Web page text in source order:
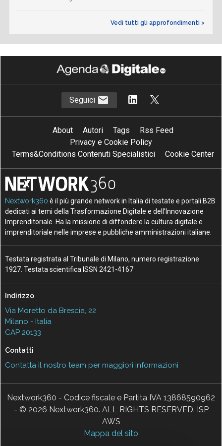
Vedi tutti gli approfondimenti >
Seguici
About Autori Tags
Rss Feed
Privacy e Cookie Policy
Terms&Conditions Contenuti Specialistici
Cookie Center
Nextwork360 è il più grande network in Italia di testate e portali B2B
dedicati ai temi della Trasformazione Digitale e dell’Innovazione
Imprenditoriale. Ha la missione di diffondere la cultura digitale e
imprenditoriale nelle imprese e pubbliche amministrazioni italiane.
Testata registrata al Tribunale di Milano, numero registrazione
1927. Testata scientifica ISSN 2421-4167
Indirizzo
Via Moretto da Brescia, 22
Milano - Italia
CAP 20133
Contatti
Contatta il nostro team per maggiori informazioni
Nextwork360 - Codice fiscale e Partita IVA 13868590962
- © 2026 Nextwork360. ALL RIGHTS RESERVED. ISP
AWS
Mappa del sito